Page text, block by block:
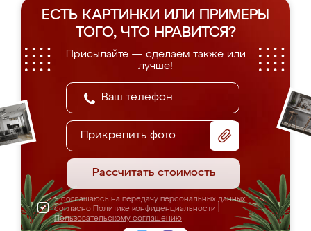
ЕСТЬ КАРТИНКИ ИЛИ ПРИМЕРЫ
ТОГО, ЧТО НРАВИТСЯ?
Присылайте — сделаем также или
лучше!
Прикрепить фото
Рассчитать стоимость
Я соглашаюсь на передачу персональных данных
согласно Политике конфиденциальности
Пользовательскому соглашению